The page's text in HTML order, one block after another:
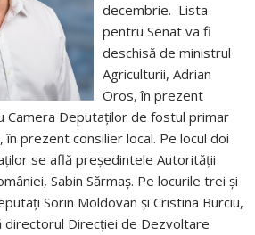
decembrie. Lista
pentru Senat va fi
deschisă de ministrul
Agriculturii, Adrian
Oros, în prezent
Camera Deputaților de fostul primar
în prezent consilier local. Pe locul doi
se află președintele Autorității
Sabin Sărmaș. Pe locurile trei și
Sorin Moldovan și Cristina Burciu,
directorul Direcției de Dezvoltare